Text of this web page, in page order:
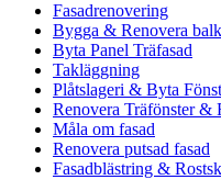
Fasadrenovering
Bygga & Renovera
Byta Panel Träfasad
Takläggning
Plåtslageri & Byta
Renovera Träfönster &
Måla om fasad
Renovera putsad fasad
Fasadblästring &